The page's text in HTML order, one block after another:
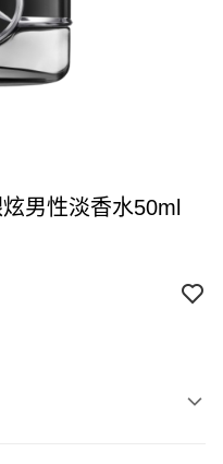
男性淡香水50ml